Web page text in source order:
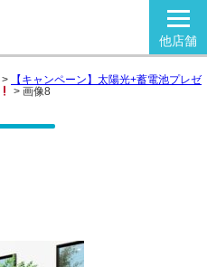
他店舗
>
【キャンペーン】太陽光+蓄電池プレゼ
>画像8